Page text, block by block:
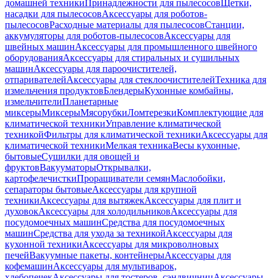
домашней техникиПринадлежности для пылесосовЩетки,
насадки для пылесосовАксессуары для роботов-
пылесосовРасходные материалы для пылесосовСтанции,
аккумуляторы для роботов-пылесосовАксессуары для
швейных машинАксессуары для промышленного швейного
оборудованияАксессуары для стиральных и сушильных
машинАксессуары для пароочистителей,
отпаривателейАксессуары для стеклоочистителейТехника для
измельчения продуктовБлендерыКухонные комбайны,
измельчителиПланетарные
миксерыМиксерыМясорубкиЛомтерезкиКомплектующие для
климатической техникиУправление климатической
техникойФильтры для климатической техникиАксессуары для
климатической техникиМелкая техникаВесы кухонные,
бытовыеСушилки для овощей и
фруктовВакууматорыОткрывалки,
картофелечисткиПроращиватели семянМаслобойки,
сепараторы бытовыеАксессуары для крупной
техникиАксессуары для вытяжекАксессуары для плит и
духовокАксессуары для холодильниковАксессуары для
посудомоечных машинСредства для посудомоечных
машинСредства для ухода за техникойАксессуары для
кухонной техникиАксессуары для микроволновых
печейВакуумные пакеты, контейнерыАксессуары для
кофемашинАксессуары для мультиварок,